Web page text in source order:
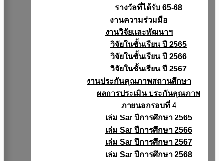
รางวัลที่ได้รับ 65-68
งานความร่วมมือ
งานวิจัยเเละพัฒนาฯ
วิจัยในชั้นเรียน ปี 2565
วิจัยในชั้นเรียน ปี 2566
วิจัยในชั้นเรียน ปี 2567
งานประกันคุณภาพสถานศึกษา
ผลการประเมิน ประกันคุณภาพ
ภายนอกรอบที่ 4
เล่ม Sar ปีการศึกษา 2565
เล่ม Sar ปีการศึกษา 2566
เล่ม Sar ปีการศึกษา 2567
เล่ม Sar ปีการศึกษา 2568